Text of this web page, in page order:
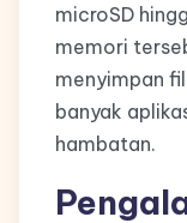
microSD
memori
menyimpan
banyak
hambatan.